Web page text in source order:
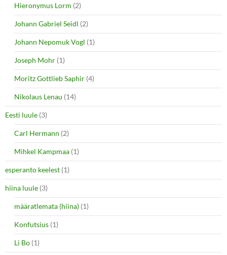
Hieronymus Lorm (2)
Johann Gabriel Seidl (2)
Johann Nepomuk Vogl (1)
Joseph Mohr (1)
Moritz Gottlieb Saphir (4)
Nikolaus Lenau (14)
Eesti luule (3)
Carl Hermann (2)
Mihkel Kampmaa (1)
esperanto keelest (1)
hiina luule (3)
määratlemata (hiina) (1)
Konfutsius (1)
Li Bo (1)